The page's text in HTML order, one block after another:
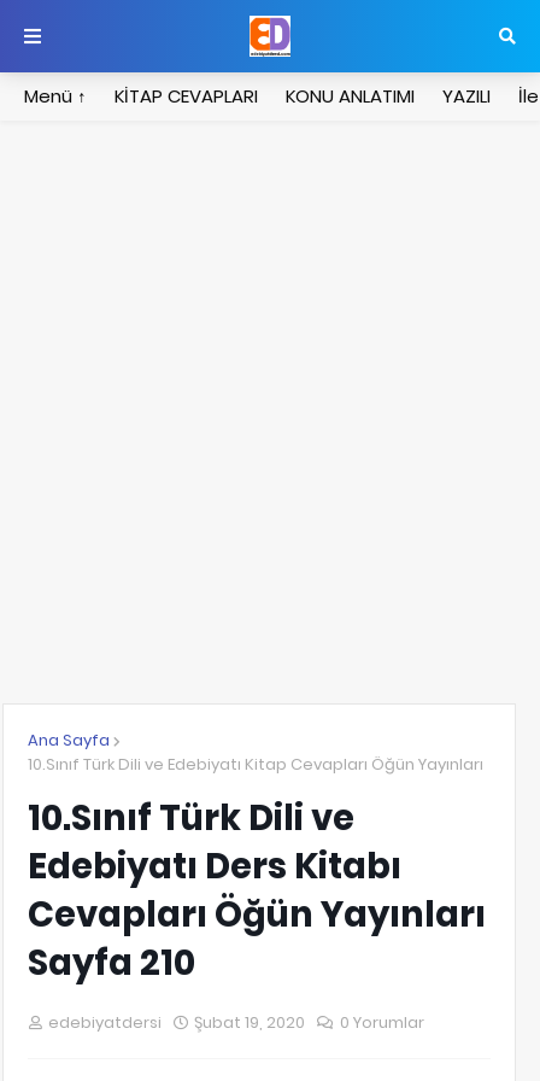
Menü ↑ KİTAP CEVAPLARI KONU ANLATIMI YAZILI
Ana Sayfa
10.Sınıf Türk Dili ve Edebiyatı Kitap Cevapları Öğün Yayınları
10.Sınıf Türk Dili ve
Edebiyatı Ders Kitabı
Cevapları Öğün Yayınları
Sayfa 210
edebiyatdersi Şubat 19, 2020 0 Yorumlar